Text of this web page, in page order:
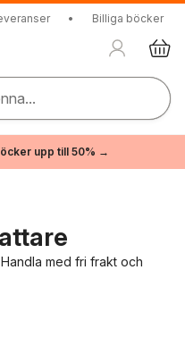
• Billiga böcker
upp till 50% →
med fri frakt och